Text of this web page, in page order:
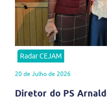
Radar CEJAM
20 de Julho de 2026
Diretor do PS